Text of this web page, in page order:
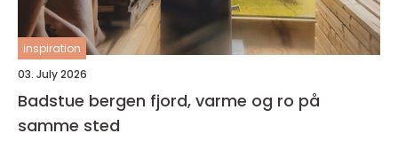
inspiration
03. July 2026
Badstue bergen fjord, varme og ro på
samme sted